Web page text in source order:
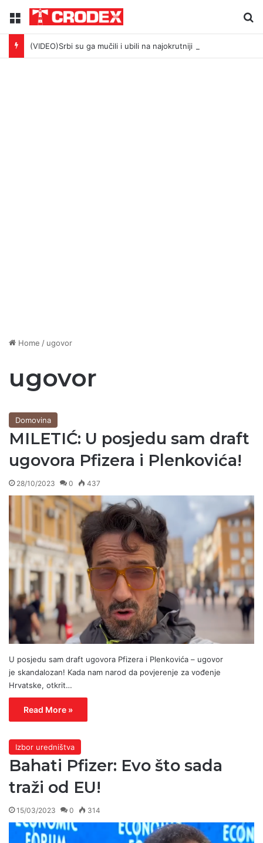
Menu
Home / ugovor
ugovor
Domovina
MILETIĆ: U posjedu sam draft
ugovora Pfizera i Plenkovića!
28/10/2023 0 437
U posjedu sam draft ugovora Pfizera i Plenkovića – ugovor
je skandalozan! Kada nam narod da povjerenje za vođenje
Hrvatske, otkrit…
Read More »
Izbor uredništva
Bahati Pfizer: Evo što sada
traži od EU!
15/03/2023 0 314